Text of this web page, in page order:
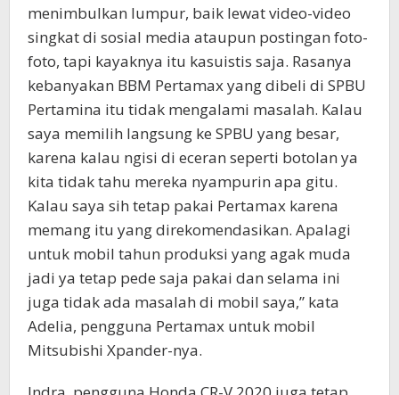
menimbulkan lumpur, baik lewat video-video
singkat di sosial media ataupun postingan foto-
foto, tapi kayaknya itu kasuistis saja. Rasanya
kebanyakan BBM Pertamax yang dibeli di SPBU
Pertamina itu tidak mengalami masalah. Kalau
saya memilih langsung ke SPBU yang besar,
karena kalau ngisi di eceran seperti botolan ya
kita tidak tahu mereka nyampurin apa gitu.
Kalau saya sih tetap pakai Pertamax karena
memang itu yang direkomendasikan. Apalagi
untuk mobil tahun produksi yang agak muda
jadi ya tetap pede saja pakai dan selama ini
juga tidak ada masalah di mobil saya,” kata
Adelia, pengguna Pertamax untuk mobil
Mitsubishi Xpander-nya.